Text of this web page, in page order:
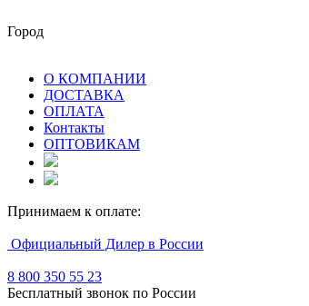
Город
О КОМПАНИИ
ДОСТАВКА
ОПЛАТА
Контакты
ОПТОВИКАМ
Принимаем к оплате:
Официальный Дилер в России
8 800 350 55 23
Бесплатный звонок по России